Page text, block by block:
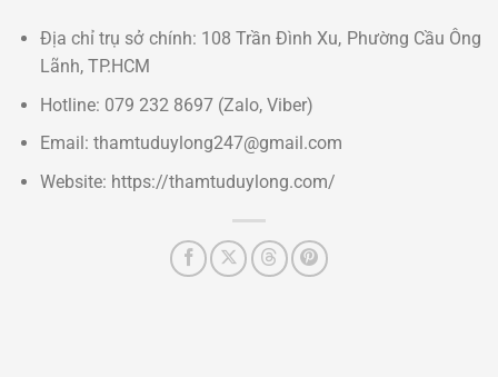
Địa chỉ trụ sở chính: 108 Trần Đình Xu, Phường Cầu Ông
Lãnh, TP.HCM
Hotline: 079 232 8697 (Zalo, Viber)
Email: thamtuduylong247@gmail.com
Website: https://thamtuduylong.com/